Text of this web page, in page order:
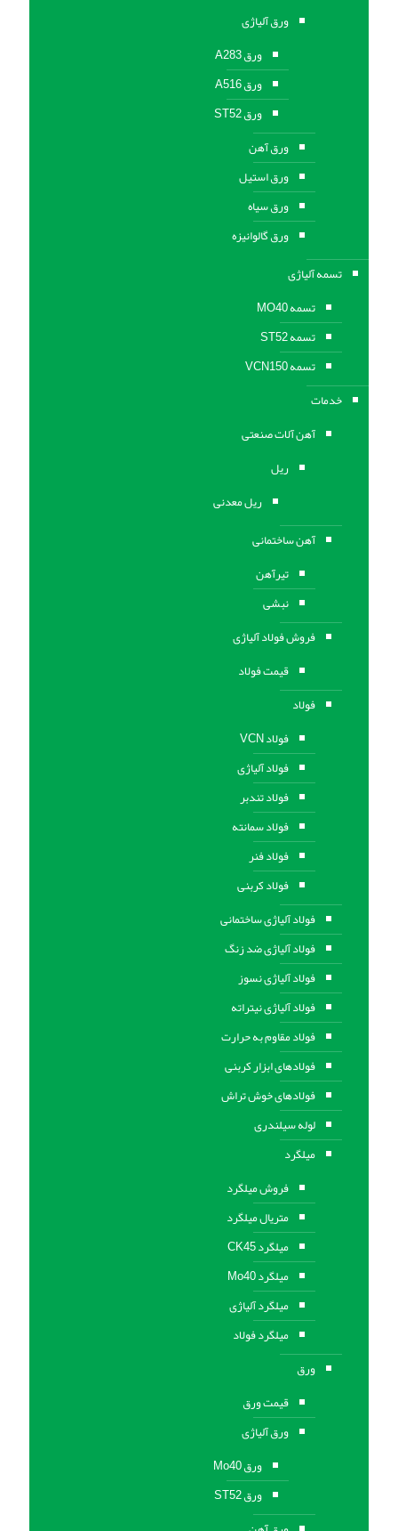
ورق آلیاژی
ورق A283
ورق A516
ورق ST52
ورق آهن
ورق استیل
ورق سیاه
ورق گالوانیزه
تسمه آلیاژی
تسمه MO40
تسمه ST52
تسمه VCN150
خدمات
آهن آلات صنعتی
ریل
ریل معدنی
آهن ساختمانی
تیرآهن
نبشی
فروش فولاد آلیاژی
قیمت فولاد
فولاد
فولاد VCN
فولاد آلیاژی
فولاد تندبر
فولاد سمانته
فولاد فنر
فولاد کربنی
فولاد آلیاژی ساختمانی
فولاد آلیاژی ضد زنگ
فولاد آلیاژی نسوز
فولاد آلیاژی نیتراته
فولاد مقاوم به حرارت
فولادهای ابزار کربنی
فولادهای خوش تراش
لوله سیلندری
میلگرد
فروش میلگرد
متریال میلگرد
میلگرد CK45
میلگرد Mo40
میلگرد آلیاژی
میلگرد فولاد
ورق
قیمت ورق
ورق آلیاژی
ورق Mo40
ورق ST52